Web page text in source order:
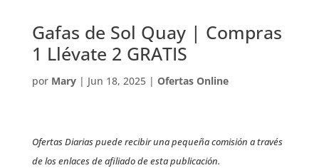
Gafas de Sol Quay | Compras
1 Llévate 2 GRATIS
por Mary| Jun 18, 2025| Ofertas Online
Ofertas Diarias puede recibir una pequeña comisión a través
de los enlaces de afiliado de esta publicación.